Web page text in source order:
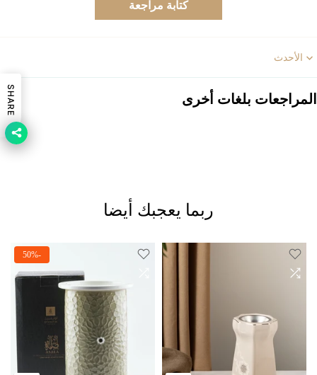
كتابة مراجعة
Sort by
المراجعات بلغات أخرى
ربما يعجبك أيضا
-50%
SHARE